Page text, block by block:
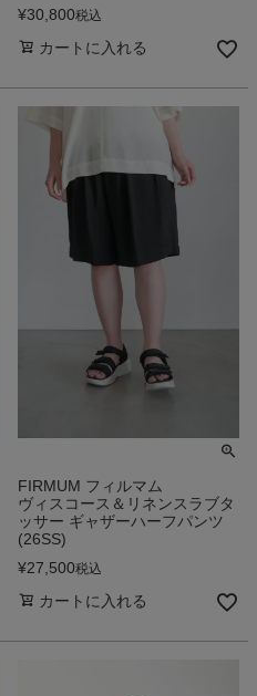
¥30,800税込
カートに入れる
FIRMUM フィルマム
ヴィスコース＆リネンスラブタ
ッサー ギャザーハーフパンツ
(26SS)
¥27,500税込
カートに入れる